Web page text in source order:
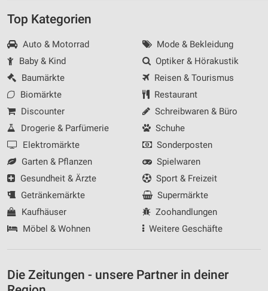
Top Kategorien
Auto & Motorrad
Baby & Kind
Baumärkte
Biomärkte
Discounter
Drogerie & Parfümerie
Elektromärkte
Garten & Pflanzen
Gesundheit & Ärzte
Getränkemärkte
Kaufhäuser
Möbel & Wohnen
Mode & Bekleidung
Optiker & Hörakustik
Reisen & Tourismus
Restaurant
Schreibwaren & Büro
Schuhe
Sonderposten
Spielwaren
Sport & Freizeit
Supermärkte
Zoohandlungen
Weitere Geschäfte
Die Zeitungen - unsere Partner in deiner